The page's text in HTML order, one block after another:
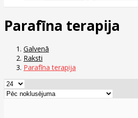
Parafīna terapija
Galvenā
Raksti
Parafīna terapija